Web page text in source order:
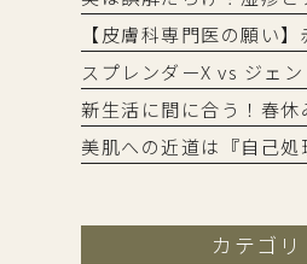
カテゴリ